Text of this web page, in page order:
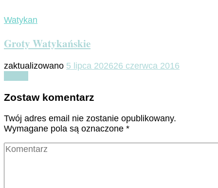
Watykan
Groty Watykańskie
zaktualizowano 5 lipca 202626 czerwca 2016
Zostaw komentarz
Twój adres email nie zostanie opublikowany.
Wymagane pola są oznaczone *